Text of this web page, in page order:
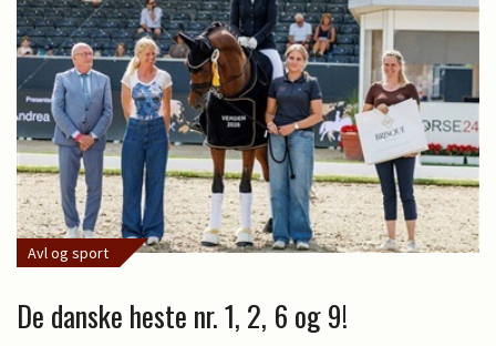
Avl og sport
De danske heste nr. 1, 2, 6 og 9!